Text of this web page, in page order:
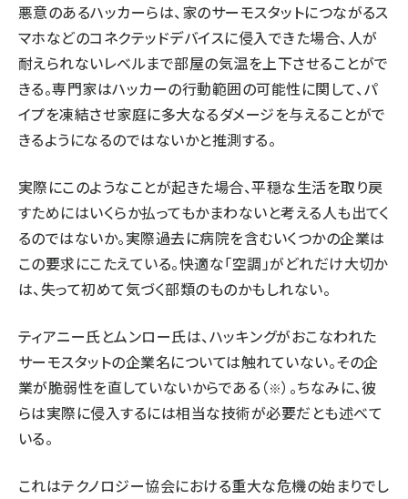
悪意のあるハッカーらは、家のサーモスタットにつながるス
マホなどのコネクテッドデバイスに侵入できた場合、人が
耐えられないレベルまで部屋の気温を上下させることがで
きる。専門家はハッカーの行動範囲の可能性に関して、パ
イプを凍結させ家庭に多大なるダメージを与えることがで
きるようになるのではないかと推測する。
実際にこのようなことが起きた場合、平穏な生活を取り戻
すためにはいくらか払ってもかまわないと考える人も出てく
るのではないか。実際過去に病院を含むいくつかの企業は
この要求にこたえている。快適な「空調」がどれだけ大切か
は、失って初めて気づく部類のものかもしれない。
ティアニー氏とムンロー氏は、ハッキングがおこなわれた
サーモスタットの企業名については触れていない。その企
業が脆弱性を直していないからである（※）。ちなみに、彼
らは実際に侵入するには相当な技術が必要だとも述べて
いる。
これはテクノロジー協会における重大な危機の始まりでし